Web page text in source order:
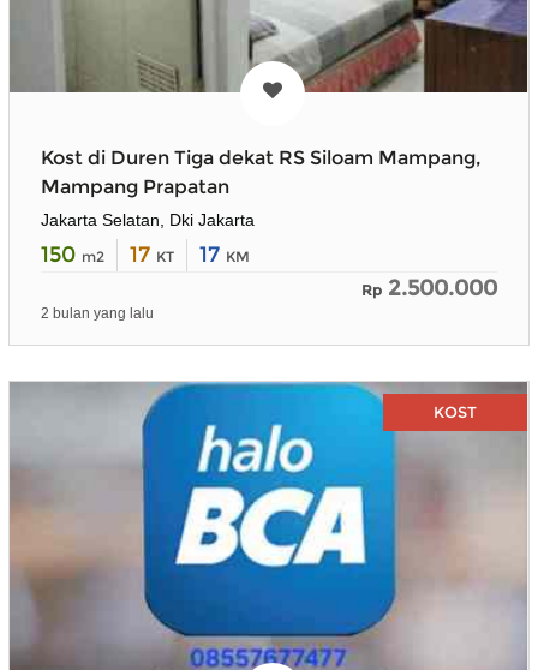
Kost di Duren Tiga dekat RS Siloam Mampang,
Mampang Prapatan
Jakarta Selatan, Dki Jakarta
150 m2 17 KT 17 KM
Rp 2.500.000
2 bulan yang lalu
KOST